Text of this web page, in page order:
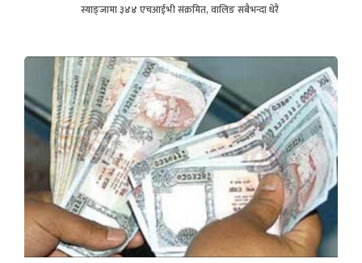
स्याङ्जामा ३४४ एचआईभी संक्रमित, वालिङ सबैभन्दा धेरै